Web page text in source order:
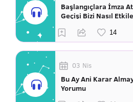
Başlangıçlara İmza
Geçişi Bizi Nasıl
03 Nis
Bu Ay Ani Karar
Yorumu